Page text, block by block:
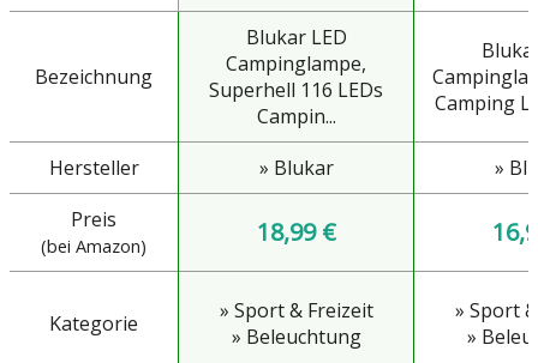
Bezeichnung
Blukar LED
Campinglampe,
Superhell 116 LEDs
Campin...
Camping
Hersteller » Blukar
»
Preis
(bei Amazon) 18,99 €
Kategorie
» Sport & Freizeit
» Beleuchtung
» Sport
»